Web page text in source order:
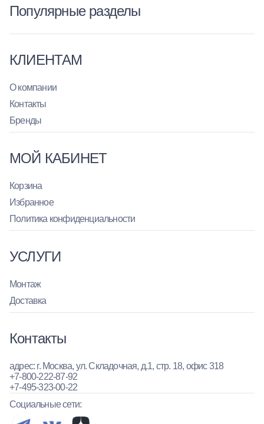
Популярные разделы
КЛИЕНТАМ
О компании
Контакты
Бренды
МОЙ КАБИНЕТ
Корзина
Избранное
Политика конфиденциальности
УСЛУГИ
Монтаж
Доставка
Контакты
адрес: г. Москва, ул. Складочная, д.1, стр. 18, офис 318
+7-800-222-87-92
+7-495-323-00-22
Социальные сети: